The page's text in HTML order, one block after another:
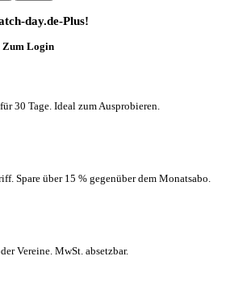
day.de-Plus!
Zum Login
30 Tage. Ideal zum Ausprobieren.
Spare über 15 % gegenüber dem Monatsabo.
Vereine. MwSt. absetzbar.